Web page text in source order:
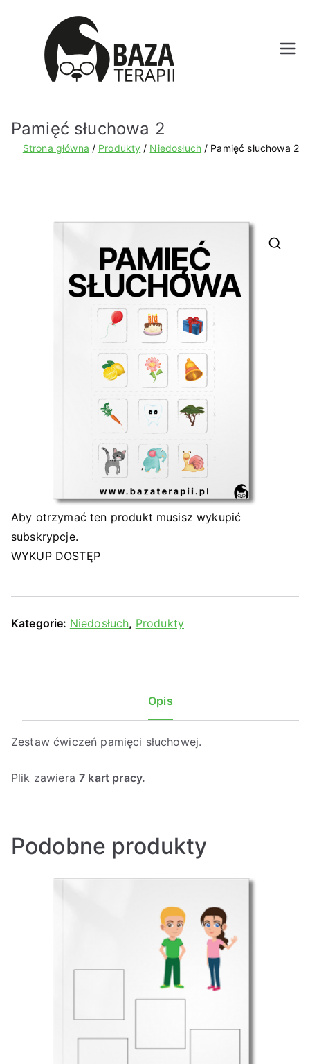
Bazat
pl
Pamięć słuchowa 2
Strona główna Produkty Niedosłuch Pamięć słuchowa 2
Aby otrzymać ten produkt musisz wykupić
subskrypcje.
WYKUP DOSTĘP
Kategorie: Niedosłuch, Produkty
Opis
Zestaw ćwiczeń pamięci słuchowej.
Plik zawiera7 kart pracy.
Podobne produkty